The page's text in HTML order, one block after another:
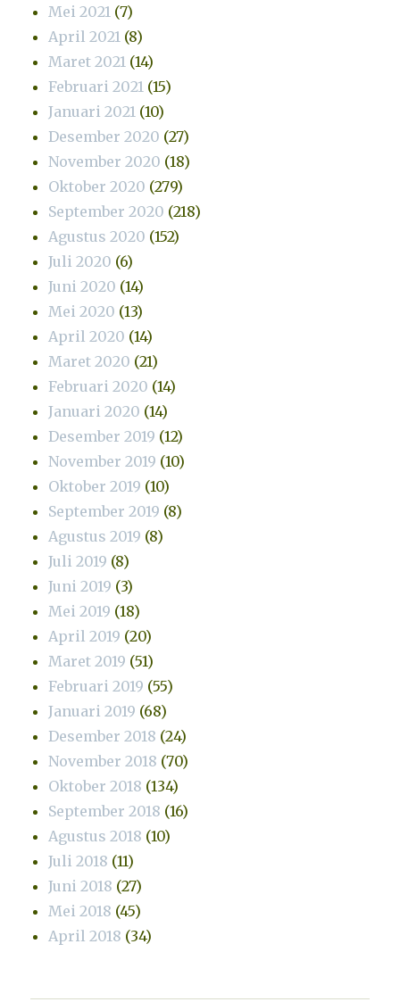
Mei 2021 (7)
April 2021 (8)
Maret 2021 (14)
Februari 2021 (15)
Januari 2021 (10)
Desember 2020 (27)
November 2020 (18)
Oktober 2020 (279)
September 2020 (218)
Agustus 2020 (152)
Juli 2020 (6)
Juni 2020 (14)
Mei 2020 (13)
April 2020 (14)
Maret 2020 (21)
Februari 2020 (14)
Januari 2020 (14)
Desember 2019 (12)
November 2019 (10)
Oktober 2019 (10)
September 2019 (8)
Agustus 2019 (8)
Juli 2019 (8)
Juni 2019 (3)
Mei 2019 (18)
April 2019 (20)
Maret 2019 (51)
Februari 2019 (55)
Januari 2019 (68)
Desember 2018 (24)
November 2018 (70)
Oktober 2018 (134)
September 2018 (16)
Agustus 2018 (10)
Juli 2018 (11)
Juni 2018 (27)
Mei 2018 (45)
April 2018 (34)